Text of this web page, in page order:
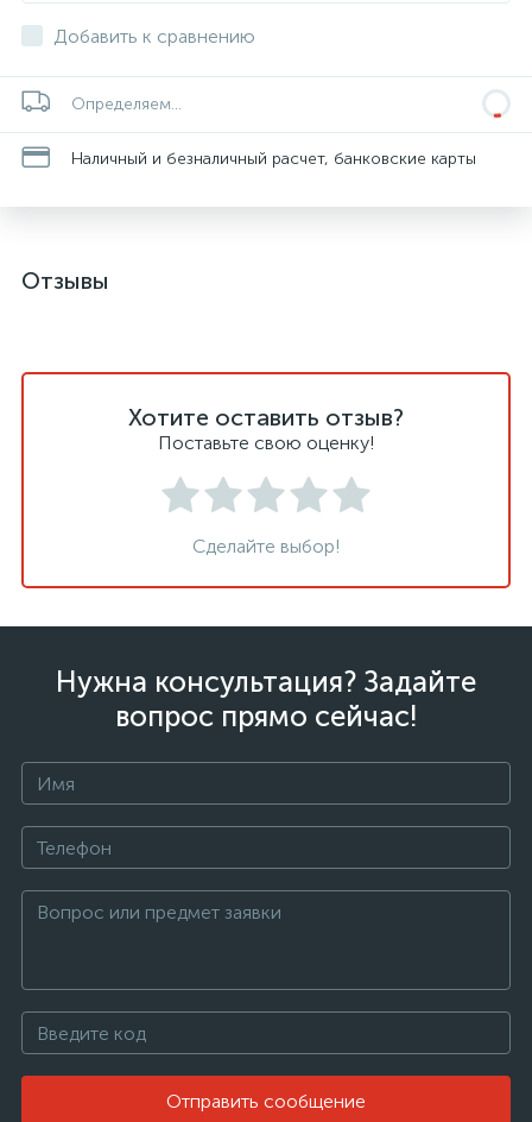
Добавить к сравнению
Определяем...
Наличный и безналичный расчет, банковские карты
Отзывы
Хотите оставить отзыв?
Поставьте свою оценку!
Сделайте выбор!
Нужна консультация? Задайте
вопрос прямо сейчас!
Отправить сообщение